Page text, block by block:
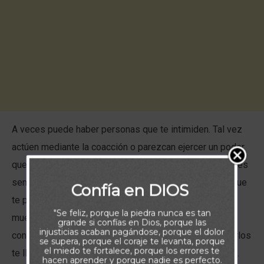
A veces puede haber personas que te intimiden. Tal vez
actúen mediante la coacción o parezcan ejercer un poder
que podría doblegarte. Así que, para caerles bien, puedes
sentir la tentación de hacer lo que te digan, aunque lo que
te pidan no esté bien. Pero comprende que lo que les
mueve no es tu bienestar, sino una necesidad impía de
control que no se aplacará. Y, en última instancia, seguirlos
te llevará por un camino destructivo (Proverbios 14:12).
Confía en DIOS
"Se feliz, porque la piedra nunca es tan
grande si confías en Dios, porque las
injusticias acaban pagándose, porque el dolor
se supera, porque el coraje te levanta, porque
el miedo te fortalece, porque los errores te
hacen aprender y porque nadie es perfecto.